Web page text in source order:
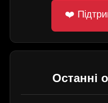
❤️
Останні